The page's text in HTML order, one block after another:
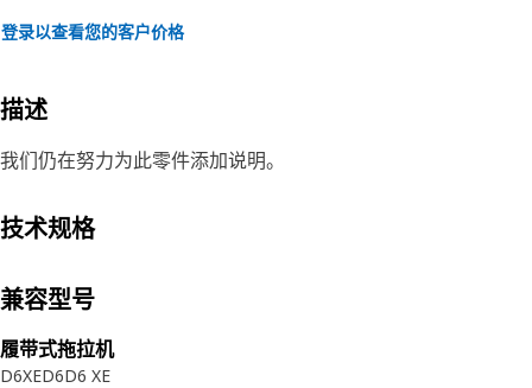
登录以查看您的客户价格
描述
我们仍在努力为此零件添加说明。
技术规格
兼容型号
履带式拖拉机
D6XED6D6 XE